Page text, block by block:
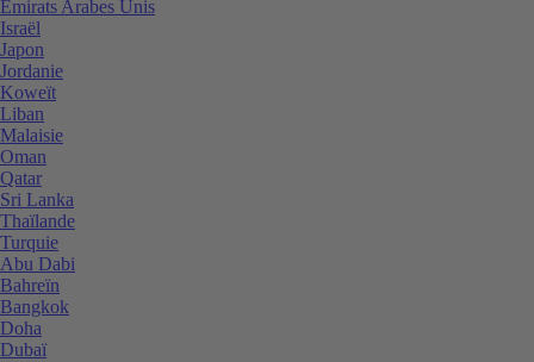
Émirats Arabes Unis
Israël
Japon
Jordanie
Koweït
Liban
Malaisie
Oman
Qatar
Sri Lanka
Thaïlande
Turquie
Abu Dabi
Bahreïn
Bangkok
Doha
Dubaï